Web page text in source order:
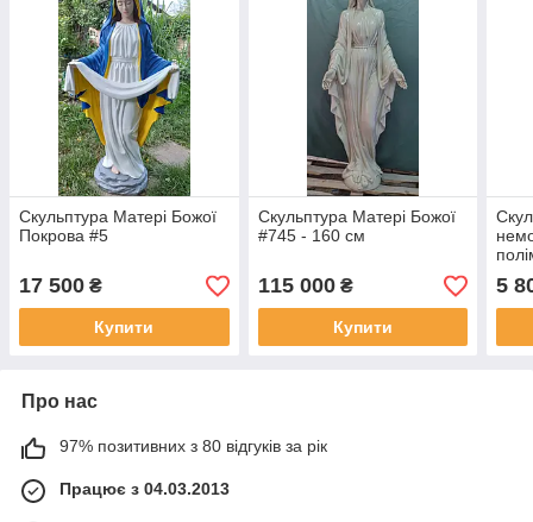
Скульптура Матері Божої
Покрова #5
17 500 ₴
Купити
Скульптура Матері Божої
#745 - 160 см
115 000₴
Купити
5
Про нас
97% позитивних з 80 відгуків за рік
Працює з 04.03.2013